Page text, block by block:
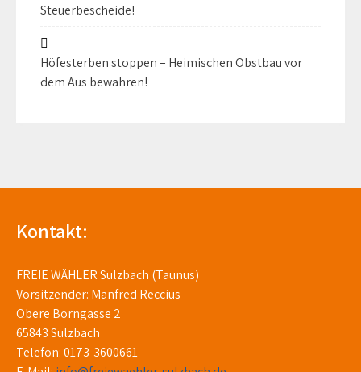
Steuerbescheide!
Höfesterben stoppen – Heimischen Obstbau vor
dem Aus bewahren!
Kontakt:
FREIE WÄHLER Sulzbach (Taunus)
Vorsitzender: Manfred Reccius
Obere Borngasse 2
65843 Sulzbach
Telefon: 0173-3600661